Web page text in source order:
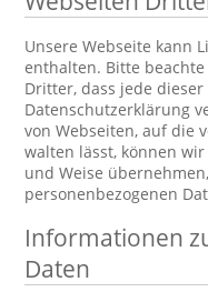
Unsere Webseite kann
enthalten. Bitte
Dritter, dass jede
Datenschutzerklärung
von Webseiten, auf die
walten lässt, können
und Weise
personenbezogenen
Informationen
Daten